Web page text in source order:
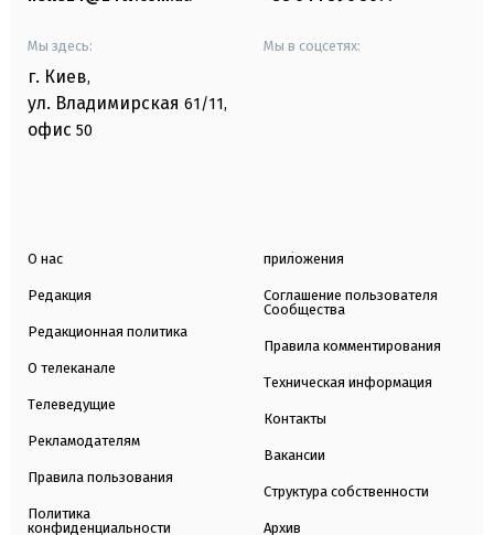
Мы здесь:
г. Киев,
ул. Владимирская 61/11,
офис 50
Мы в соцсетях:
О нас
Редакция
Редакционная политика
О телеканале
Телеведущие
Рекламодателям
Правила пользования
Политика
конфиденциальности
приложения
Соглашение пользователя
Сообщества
Правила комментирования
Техническая информация
Контакты
Вакансии
Структура собственности
Архив